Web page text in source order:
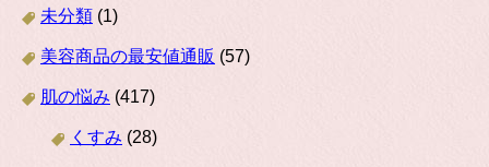
未分類 (1)
美容商品の最安値通販 (57)
肌の悩み (417)
くすみ (28)